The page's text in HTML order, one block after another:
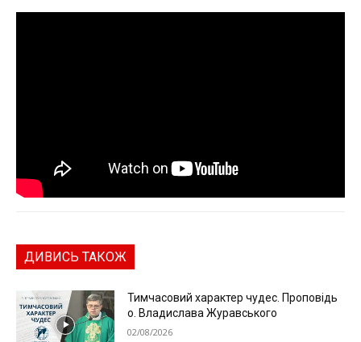
ДИВИСЬ ТАКОЖ
Тимчасовий характер чудес. Проповідь
о. Владислава Журавського
02/08/2026